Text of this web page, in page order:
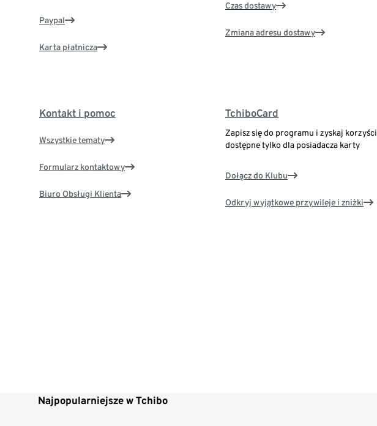
Paypal
Karta płatnicza
Czas dostawy
Zmiana adresu dostawy
Kontakt i pomoc
Wszystkie tematy
Formularz kontaktowy
Biuro Obsługi Klienta
TchiboCard
Zapisz się do programu i zyskaj korzyści
dostępne tylko dla posiadacza karty
Dołącz do Klubu
Odkryj wyjątkowe przywileje i zniżki
Najpopularniejsze w Tchibo